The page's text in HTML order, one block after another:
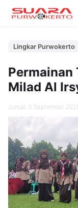
Lingkar Purwokerto
Permainan
Milad Al
Jumat, 5 September